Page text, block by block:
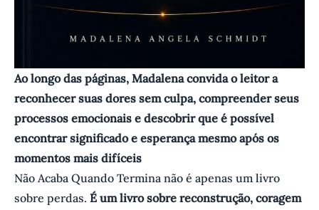
Ao longo das páginas, Madalena convida o leitor a
reconhecer suas dores sem culpa, compreender seus
processos emocionais e descobrir que é possível
encontrar significado e esperança mesmo após os
momentos mais difíceis
Não Acaba Quando Termina não é apenas um livro
sobre perdas. É um livro sobre reconstrução, coragem